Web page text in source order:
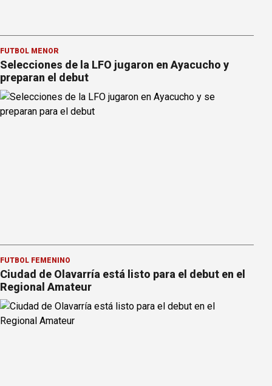
FÚTBOL MENOR
Selecciones de la LFO jugaron en Ayacucho y
preparan el debut
FÚTBOL FEMENINO
Ciudad de Olavarría está listo para el debut en el
Regional Amateur